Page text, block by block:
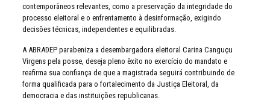
contemporâneos relevantes, como a preservação da integridade do
processo eleitoral e o enfrentamento à desinformação, exigindo
decisões técnicas, independentes e equilibradas.
A ABRADEP parabeniza a desembargadora eleitoral Carina Canguçu
Virgens pela posse, deseja pleno êxito no exercício do mandato e
reafirma sua confiança de que a magistrada seguirá contribuindo de
forma qualificada para o fortalecimento da Justiça Eleitoral, da
democracia e das instituições republicanas.